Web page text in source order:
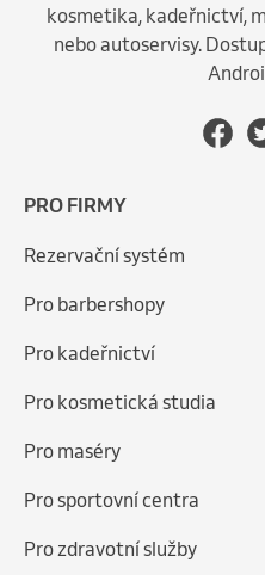
kosmetika, kadeřnictví,
nebo autoservisy.
PRO FIRMY
Rezervační systém
Pro barbershopy
Pro kadeřnictví
Pro kosmetická studia
Pro maséry
Pro sportovní centra
Pro zdravotní služby